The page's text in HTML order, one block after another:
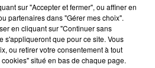
sur "Accepter et fermer", ou affiner en
partenaires dans "Gérer mes choix".
en cliquant sur "Continuer sans
s'appliqueront que pour ce site. Vous
ou retirer votre consentement à tout
situé en bas de chaque page.